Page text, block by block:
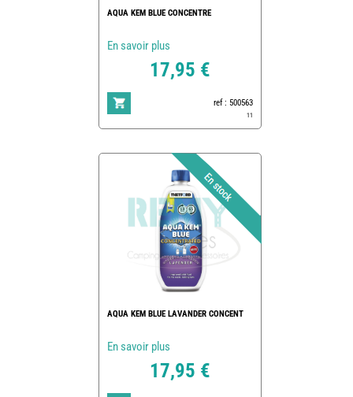
AQUA KEM BLUE CONCENTRE
En savoir plus
17,95 €
ref : 500563
11
AQUA KEM BLUE LAVANDER CONCENT
En savoir plus
17,95 €